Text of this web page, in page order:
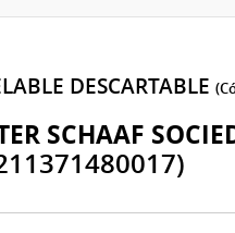
DESCARTABLE
SCHAAF